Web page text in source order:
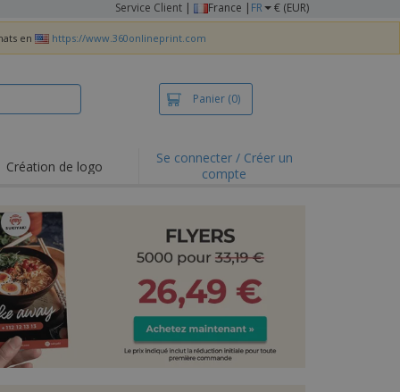
Service Client | France | FR € (EUR)
en https://www.360onlineprint.com
Panier (0)
Création de logo
Se connecter / Créer un
compte